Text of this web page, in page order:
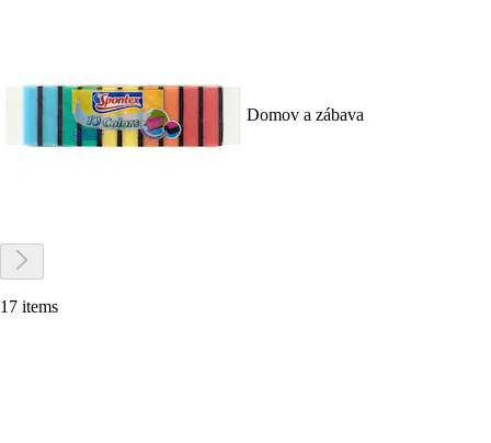
Domov a zábava
17 items